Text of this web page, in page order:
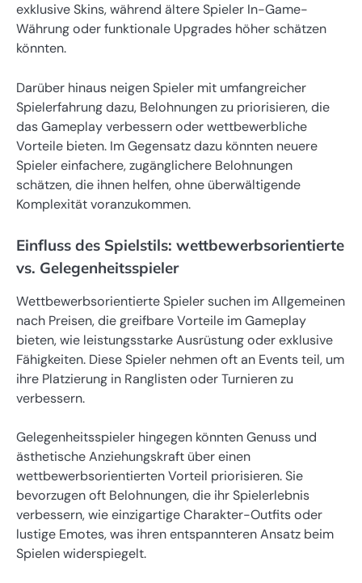
exklusive Skins, während ältere Spieler In-Game-
Währung oder funktionale Upgrades höher schätzen
könnten.
Darüber hinaus neigen Spieler mit umfangreicher
Spielerfahrung dazu, Belohnungen zu priorisieren, die
das Gameplay verbessern oder wettbewerbliche
Vorteile bieten. Im Gegensatz dazu könnten neuere
Spieler einfachere, zugänglichere Belohnungen
schätzen, die ihnen helfen, ohne überwältigende
Komplexität voranzukommen.
Einfluss des Spielstils: wettbewerbsorientierte
vs. Gelegenheitsspieler
Wettbewerbsorientierte Spieler suchen im Allgemeinen
nach Preisen, die greifbare Vorteile im Gameplay
bieten, wie leistungsstarke Ausrüstung oder exklusive
Fähigkeiten. Diese Spieler nehmen oft an Events teil, um
ihre Platzierung in Ranglisten oder Turnieren zu
verbessern.
Gelegenheitsspieler hingegen könnten Genuss und
ästhetische Anziehungskraft über einen
wettbewerbsorientierten Vorteil priorisieren. Sie
bevorzugen oft Belohnungen, die ihr Spielerlebnis
verbessern, wie einzigartige Charakter-Outfits oder
lustige Emotes, was ihren entspannteren Ansatz beim
Spielen widerspiegelt.